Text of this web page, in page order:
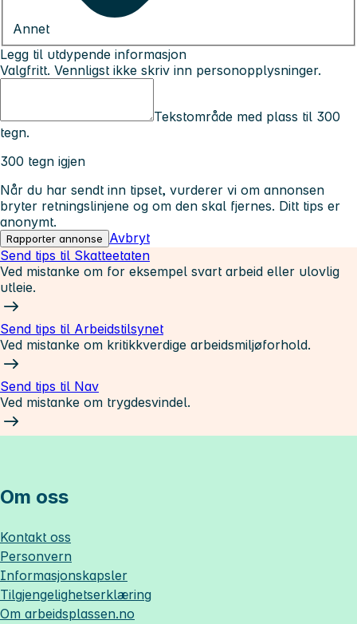
Annet
Legg til utdypende informasjon
Valgfritt. Vennligst ikke skriv inn personopplysninger.
Tekstområde med plass til 300
tegn.
300 tegn igjen
Når du har sendt inn tipset, vurderer vi om annonsen
bryter retningslinjene og om den skal fjernes. Ditt tips er
anonymt.
Rapporter annonse
Avbryt
Send tips til Skatteetaten
Ved mistanke om for eksempel svart arbeid eller ulovlig
utleie.
Send tips til Arbeidstilsynet
Ved mistanke om kritikkverdige arbeidsmiljøforhold.
Send tips til Nav
Ved mistanke om trygdesvindel.
Om oss
Kontakt oss
Personvern
Informasjonskapsler
Tilgjengelighetserklæring
Om arbeidsplassen.no